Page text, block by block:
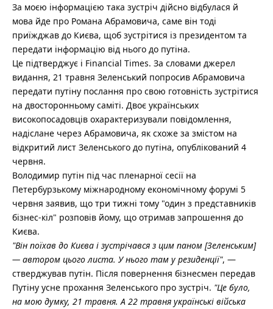
За моєю інформацією така зустріч дійсно відбулася й
мова йде про Романа Абрамовича, саме він тоді
приїжджав до Києва, щоб зустрітися із президентом та
передати інформацію від нього до путіна.
Це підтверджує і Financial Times. За словами джерел
видання, 21 травня Зеленський попросив Абрамовича
передати путіну послання про свою готовність зустрітися
на двосторонньому саміті. Двоє українських
високопосадовців охарактеризували повідомлення,
надіслане через Абрамовича, як схоже за змістом на
відкритий лист Зеленського до путіна, опублікований 4
червня.
Володимир путін під час пленарної сесії на
Петербурзькому міжнародному економічному форумі 5
червня заявив, що три тижні тому "один з представників
бізнес-кіл" розповів йому, що отримав запрошення до
Києва.
"Він поїхав до Києва і зустрічався з цим паном [Зеленським]
— автором цього листа. У нього там у резиденції", —
стверджував путін. Після повернення бізнесмен передав
Путіну усне прохання Зеленського про зустріч. "Це було,
на мою думку, 21 травня. А 22 травня українські війська